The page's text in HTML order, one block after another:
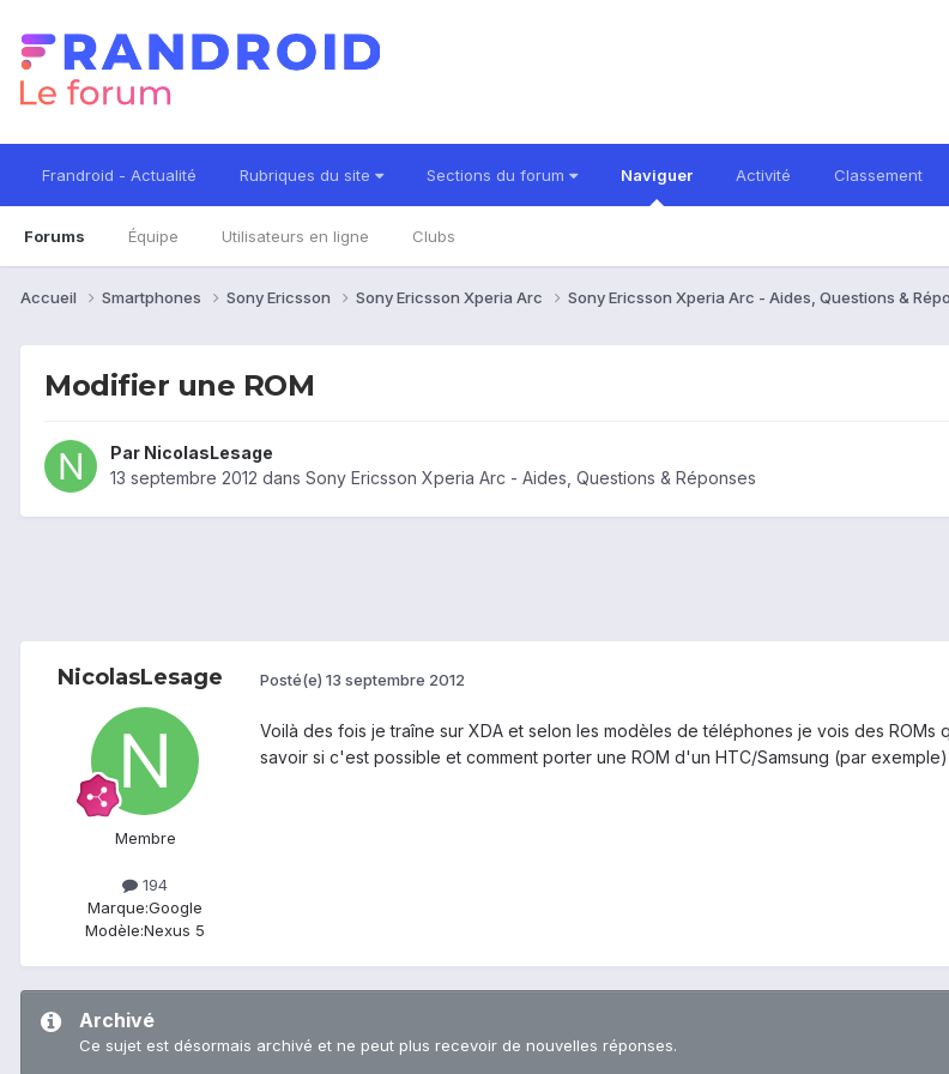
Frandroid - Actualité Rubriques du site Sections du forum Naviguer
Forums Équipe Utilisateurs en ligne Clubs
Activité Classement
Accueil Smartphones Sony Ericsson Sony Ericsson Xperia Arc Sony Ericsson Xperia Arc - Aides, Questions &
Modifier une ROM
Par NicolasLesage
13 septembre 2012 dans Sony Ericsson Xperia Arc - Aides, Questions & Réponses
NicolasLesage
Membre
194
Marque:Google
Modèle:Nexus 5
Posté(e) 13 septembre 2012
Voilà des fois je traîne sur XDA et selon les modèles de téléphones je vois des
savoir si c'est possible et comment porter une ROM d'un HTC/Samsung (par
Archivé
Ce sujet est désormais archivé et ne peut plus recevoir de nouvelles réponses.